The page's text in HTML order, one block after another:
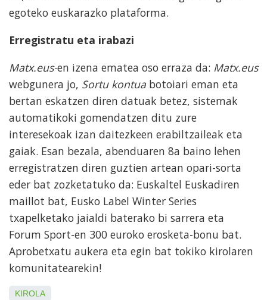
egoteko euskarazko plataforma.
Erregistratu eta irabazi
Matx.eus-en izena ematea oso erraza da: Matx.eus
webgunera jo, Sortu kontua botoiari eman eta
bertan eskatzen diren datuak betez, sistemak
automatikoki gomendatzen ditu zure
interesekoak izan daitezkeen erabiltzaileak eta
gaiak. Esan bezala, abenduaren 8a baino lehen
erregistratzen diren guztien artean opari-sorta
eder bat zozketatuko da: Euskaltel Euskadiren
maillot bat, Eusko Label Winter Series
txapelketako jaialdi baterako bi sarrera eta
Forum Sport-en 300 euroko erosketa-bonu bat.
Aprobetxatu aukera eta egin bat tokiko kirolaren
komunitatearekin!
KIROLA